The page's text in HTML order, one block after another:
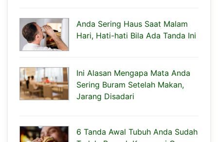
Anda Sering Haus Saat Malam
Hari, Hati-hati Bila Ada Tanda Ini
Ini Alasan Mengapa Mata Anda
Sering Buram Setelah Makan,
Jarang Disadari
6 Tanda Awal Tubuh Anda Sudah